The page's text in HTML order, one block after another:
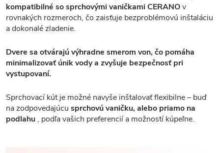
kompatibilné so sprchovými vaničkami CERANOv
rovnakých rozmeroch, čo zaisťuje bezproblémovú inštaláciu
a dokonalé zladenie.
Dvere sa otvárajú výhradne smerom von, čo pomáha
minimalizovať únik vody a zvyšuje bezpečnosť pri
vystupovaní.
Sprchovací kút je možné navyše inštalovať flexibilne – buď
na zodpovedajúcu sprchovú vaničku, alebo priamo na
podlahu , podľa vašich preferencií a možností kúpeľne.